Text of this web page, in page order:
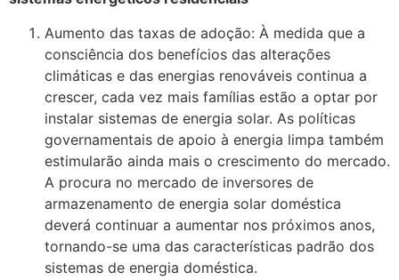
Aumento das taxas de adoção: À medida que a
consciência dos benefícios das alterações
climáticas e das energias renováveis continua a
crescer, cada vez mais famílias estão a optar por
instalar sistemas de energia solar. As políticas
governamentais de apoio à energia limpa também
estimularão ainda mais o crescimento do mercado.
A procura no mercado de inversores de
armazenamento de energia solar doméstica
deverá continuar a aumentar nos próximos anos,
tornando-se uma das características padrão dos
sistemas de energia doméstica.